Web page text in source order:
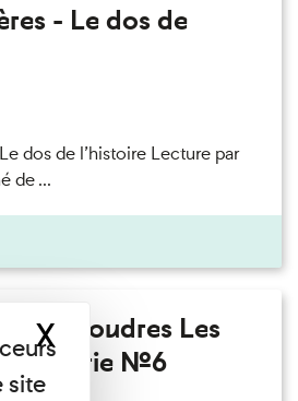
- Le dos de
dos de l’histoire Lecture par
de ...
- Foudres Les
n°6
XMasquer le